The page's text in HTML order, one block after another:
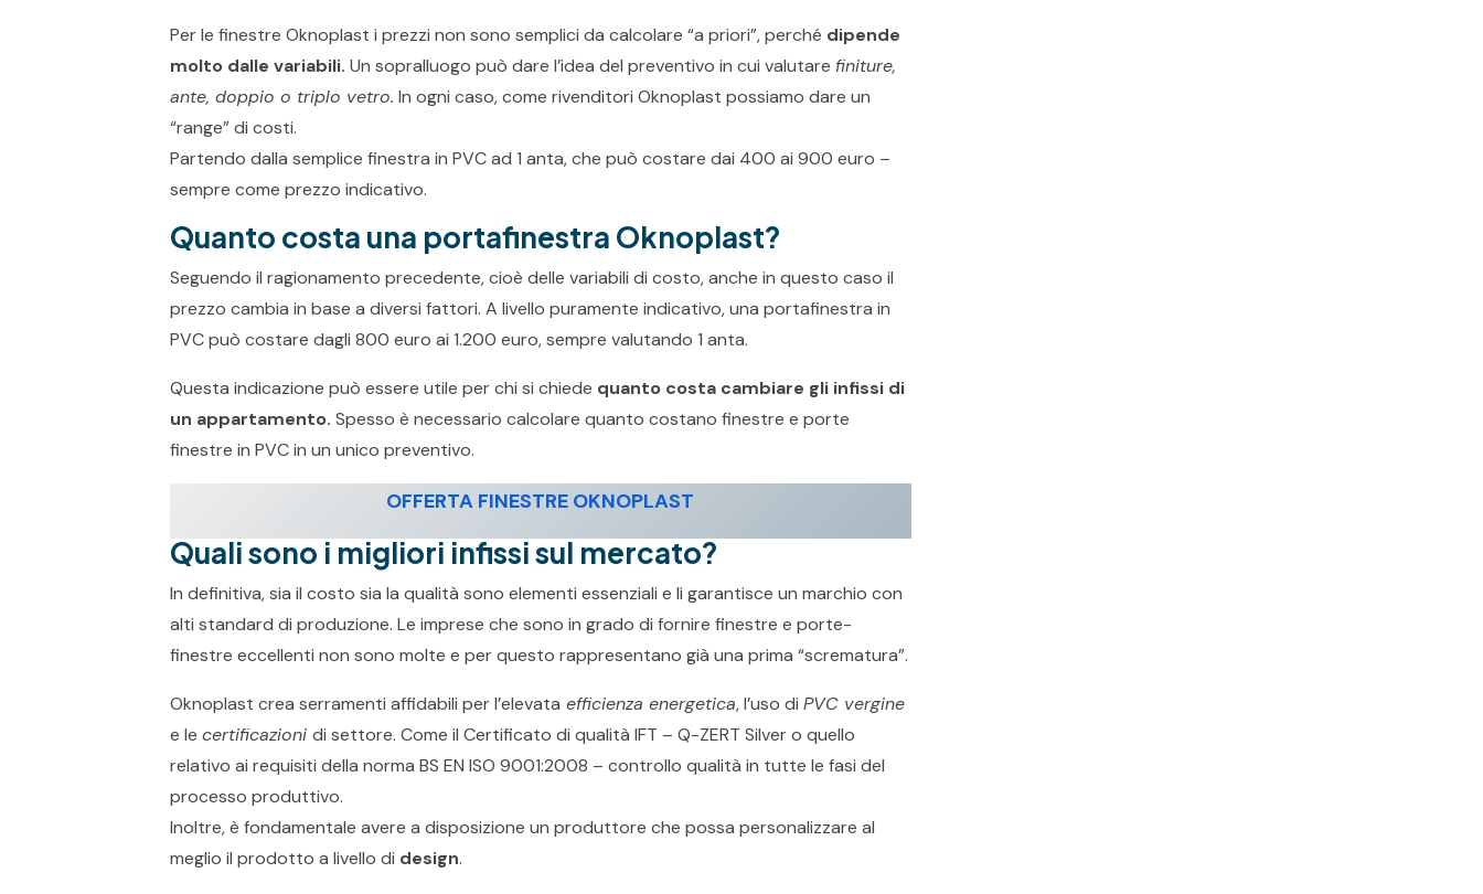
Per le finestre Oknoplast i prezzi non sono semplici da calcolare “a priori”, perché dipende
molto dalle variabili.Un sopralluogo può dare l’idea del preventivo in cui valutare finiture,
ante, doppio o triplo vetro. In ogni caso, come rivenditori Oknoplast possiamo dare un
“range” di costi.
Partendo dalla semplice finestra in PVC ad 1 anta, che può costare dai 400 ai 900 euro –
sempre come prezzo indicativo.
Quanto costa una portafinestra Oknoplast?
Seguendo il ragionamento precedente, cioè delle variabili di costo, anche in questo caso il
prezzo cambia in base a diversi fattori. A livello puramente indicativo, una portafinestra in
PVC può costare dagli 800 euro ai 1.200 euro, sempre valutando 1 anta.
Questa indicazione può essere utile per chi si chiede quanto costa cambiare gli infissi di
un appartamento. Spesso è necessario calcolare quanto costano finestre e porte
finestre in PVC in un unico preventivo.
OFFERTA FINESTRE OKNOPLAST
Quali sono i migliori infissi sul mercato?
In definitiva, sia il costo sia la qualità sono elementi essenziali e li garantisce un marchio con
alti standard di produzione. Le imprese che sono in grado di fornire finestre e porte-
finestre eccellenti non sono molte e per questo rappresentano già una prima “scrematura”.
Oknoplast crea serramenti affidabili per l’elevata efficienza energetica, l’uso diPVC vergine
e lecertificazionidi settore. Come il Certificato di qualità IFT – Q-ZERT Silver o quello
relativo ai requisiti della norma BS EN ISO 9001:2008 – controllo qualità in tutte le fasi del
processo produttivo.
Inoltre, è fondamentale avere a disposizione un produttore che possa personalizzare al
meglio il prodotto a livello di design.